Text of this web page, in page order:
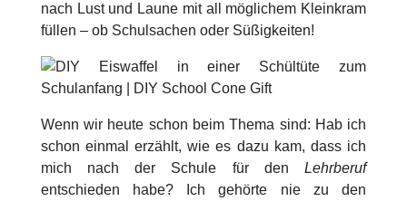
nach Lust und Laune mit all möglichem Kleinkram
füllen – ob Schulsachen oder Süßigkeiten!
Wenn wir heute schon beim Thema sind: Hab ich
schon einmal erzählt, wie es dazu kam, dass ich
mich nach der Schule für denLehrberuf
entschieden habe? Ich gehörte nie zu den